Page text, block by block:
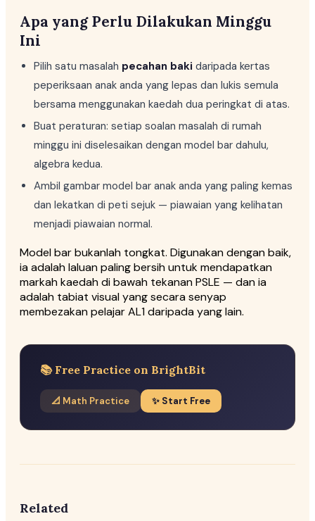
Apa yang Perlu Dilakukan Minggu
Ini
Pilih satu masalah pecahan baki daripada kertas
peperiksaan anak anda yang lepas dan lukis semula
bersama menggunakan kaedah dua peringkat di atas.
Buat peraturan: setiap soalan masalah di rumah
minggu ini diselesaikan dengan model bar dahulu,
algebra kedua.
Ambil gambar model bar anak anda yang paling kemas
dan lekatkan di peti sejuk — piawaian yang kelihatan
menjadi piawaian normal.
Model bar bukanlah tongkat. Digunakan dengan baik,
ia adalah laluan paling bersih untuk mendapatkan
markah kaedah di bawah tekanan PSLE — dan ia
adalah tabiat visual yang secara senyap
membezakan pelajar AL1 daripada yang lain.
📚 Free Practice on BrightBit
📐 Math Practice ✨ Start Free
Related